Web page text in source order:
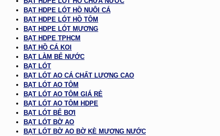
BẠT HDPE LÓT HỒ NUÔI CÁ
BẠT HDPE LÓT HỒ TÔM
BẠT HDPE LÓT MƯƠNG
BẠT HDPE TPHCM
BẠT HỒ CÁ KOI
BẠT LÀM BỂ NƯỚC
BẠT LÓT
BẠT LÓT AO CÁ CHẤT LƯỢNG CAO
BẠT LÓT AO TÔM
BẠT LÓT AO TÔM GIÁ RẺ
BẠT LÓT AO TÔM HDPE
BẠT LÓT BỂ BƠI
BẠT LÓT BỜ AO
BẠT LÓT BỜ AO BỜ KÈ MƯƠNG NƯỚC